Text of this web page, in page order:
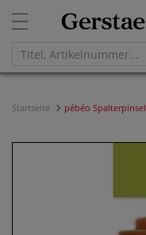
Startseite pébéo